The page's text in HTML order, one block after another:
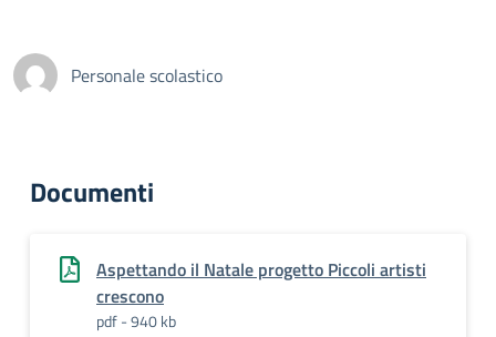
Personale scolastico
Documenti
Aspettando il Natale progetto Piccoli artisti
crescono
pdf - 940 kb